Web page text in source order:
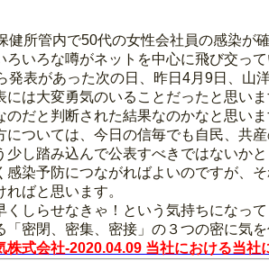
健所管内で50代の女性会社員の感染が
ろいろな噂がネットを中心に飛び交っ
発表があった次の日、昨日4月9日、山
には大変勇気のいることだったと思い
のだと判断された結果なのかなと思いま
については、今日の信毎でも自民、共
少し踏み込んで公表すべきではないかと
感染予防につながればよいのですが、
ばと思います。
くしらせなきゃ！という気持ちになっ
「密閉、密集、密接」の３つの密に気を
株式会社‐2020.04.09 当社における当